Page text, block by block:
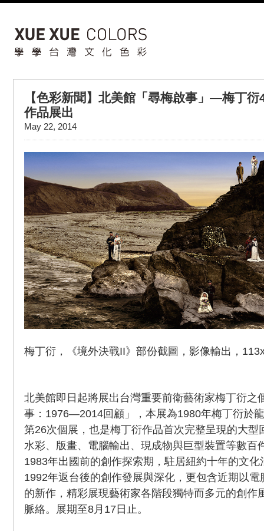
【色彩新聞】北美館「尋梅啟事」—梅丁
作品展出
May 22, 2014
梅丁衍，《境外決戰II》部份截圖，影像輸出，
北美館即日起將展出台灣重要前衛藝術家梅丁衍之
事：1976—2014回顧」，本展為1980年梅丁衍於
第26次個展，也是梅丁衍作品首次完整呈現的大型
水彩、版畫、電腦輸出、現成物與巨型裝置等數百
1983年出國前的創作探索期，駐居紐約十年的文
1992年返台後的創作發展與深化，更包含近期以
的新作，精彩展現藝術家各階段獨特而多元的創作
脈絡。展期至8月17日止。